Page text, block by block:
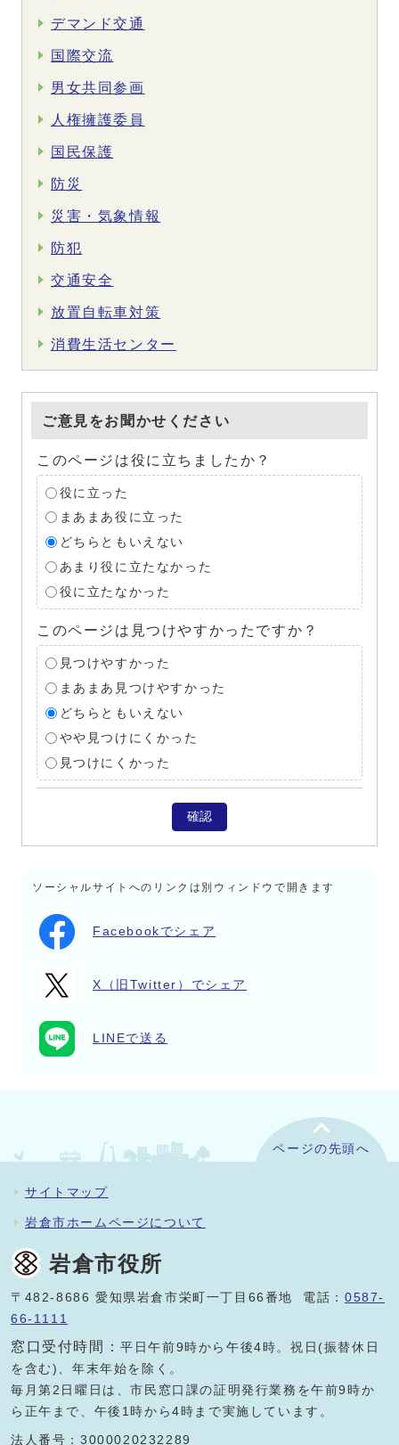
デマンド交通
国際交流
男女共同参画
人権擁護委員
国民保護
防災
災害・気象情報
防犯
交通安全
放置自転車対策
消費生活センター
ご意見をお聞かせください
このページは役に立ちましたか？
役に立った
まあまあ役に立った
どちらともいえない
あまり役に立たなかった
役に立たなかった
このページは見つけやすかったですか？
見つけやすかった
まあまあ見つけやすかった
どちらともいえない
やや見つけにくかった
見つけにくかった
確認
ソーシャルサイトへのリンクは別ウィンドウで開きます
Facebookでシェア
X（旧Twitter）でシェア
LINEで送る
ページの先頭へ
サイトマップ
岩倉市ホームページについて
岩倉市役所
〒482-8686 愛知県岩倉市栄町一丁目66番地 電話：0587-
66-1111
窓口受付時間：平日午前9時から午後4時。祝日(振替休日
を含む)、年末年始を除く。
毎月第2日曜日は、市民窓口課の証明発行業務を午前9時か
ら正午まで、午後1時から4時まで実施しています。
法人番号：3000020232289